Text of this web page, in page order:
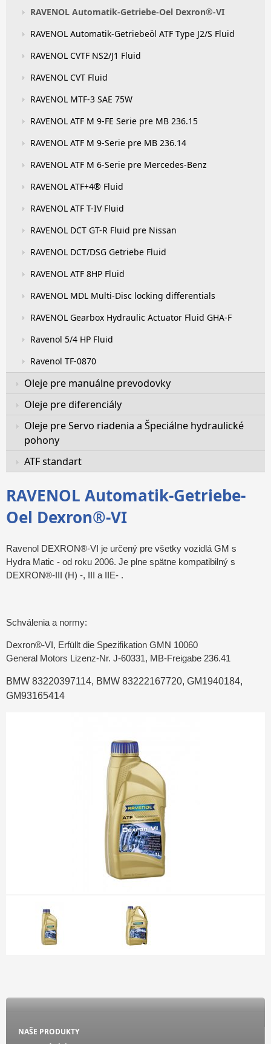
RAVENOL Automatik-Getriebe-Oel Dexron®-VI
RAVENOL Automatik-Getriebeöl ATF Type J2/S Fluid
RAVENOL CVTF NS2/J1 Fluid
RAVENOL CVT Fluid
RAVENOL MTF-3 SAE 75W
RAVENOL ATF M 9-FE Serie pre MB 236.15
RAVENOL ATF M 9-Serie pre MB 236.14
RAVENOL ATF M 6-Serie pre Mercedes-Benz
RAVENOL ATF+4® Fluid
RAVENOL ATF T-IV Fluid
RAVENOL DCT GT-R Fluid pre Nissan
RAVENOL DCT/DSG Getriebe Fluid
RAVENOL ATF 8HP Fluid
RAVENOL MDL Multi-Disc locking differentials
RAVENOL Gearbox Hydraulic Actuator Fluid GHA-F
Ravenol 5/4 HP Fluid
Ravenol TF-0870
Oleje pre manuálne prevodovky
Oleje pre diferenciály
Oleje pre Servo riadenia a Špeciálne hydraulické
pohony
ATF standart
RAVENOL Automatik-Getriebe-
Oel Dexron®-VI
Ravenol DEXRON®-VI je určený pre všetky vozidlá GM s
Hydra Matic - od roku 2006. Je plne spätne kompatibilný s
DEXRON®-III (H) -, III a IIE- .
Schválenia a normy:
Dexron®-VI, Erfüllt die Spezifikation GMN 10060
General Motors Lizenz-Nr. J-60331, MB-Freigabe 236.41
BMW 83220397114, BMW 83222167720, GM1940184,
GM93165414
NAŠE PRODUKTY